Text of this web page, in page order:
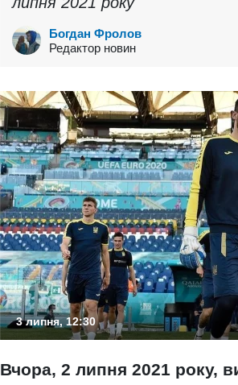
Богдан Фролов
Редактор новин
3 липня, 12:30
Вчора, 2 липня 2021 року,